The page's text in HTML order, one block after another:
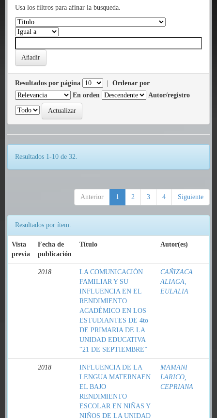
Usa los filtros para afinar la busqueda.
Resultados por página
Ordenar por
En orden
Autor/registro
Resultados 1-10 de 32.
Anterior 1 2 3 4 Siguiente
Resultados por ítem:
Vista
previa
Fecha de
publicación
Título Autor(es)
2018
LA COMUNICACIÓN
FAMILIAR Y SU
INFLUENCIA EN EL
RENDIMIENTO
ACADÉMICO EN LOS
ESTUDIANTES DE 4to
DE PRIMARIA DE LA
UNIDAD EDUCATIVA
“21 DE SEPTIEMBRE”
CAÑIZACA
ALIAGA,
EULALIA
2018
INFLUENCIA DE LA
LENGUA MATERNAEN
EL BAJO
RENDIMIENTO
ESCOLAR EN NIÑAS Y
NIÑOS DE LA UNIDAD
MAMANI
LARICO,
CEPRIANA